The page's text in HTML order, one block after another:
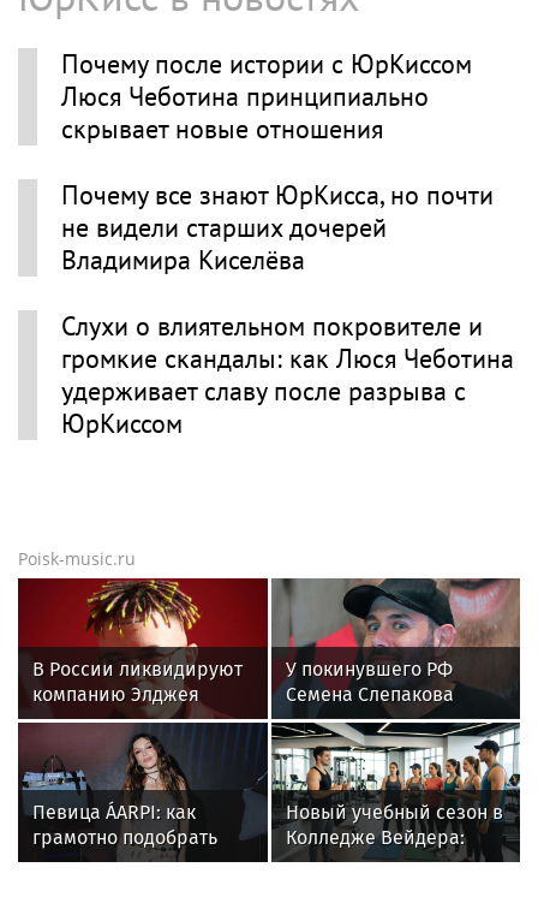
Почему после истории с ЮрКиссом
Люся Чеботина принципиально
скрывает новые отношения
Почему все знают ЮрКисса, но почти
не видели старших дочерей
Владимира Киселёва
Слухи о влиятельном покровителе и
громкие скандалы: как Люся Чеботина
удерживает славу после разрыва с
ЮрКиссом
Poisk-music.ru
В России ликвидируют
компанию Элджея
У покинувшего РФ
Семена Слепакова
нашли еще две
квартиры в Москве
Певица ÁARPI: как
грамотно подобрать
гардероб для
Новый учебный сезон в
Колледже Вейдера:
стартовали очные